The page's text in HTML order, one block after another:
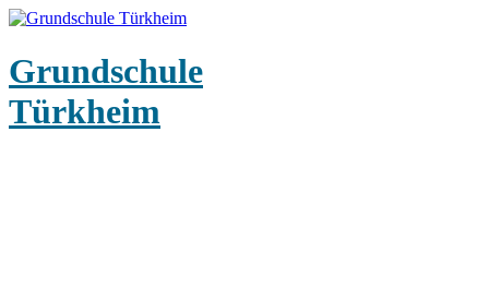
Grundschule
Türkheim